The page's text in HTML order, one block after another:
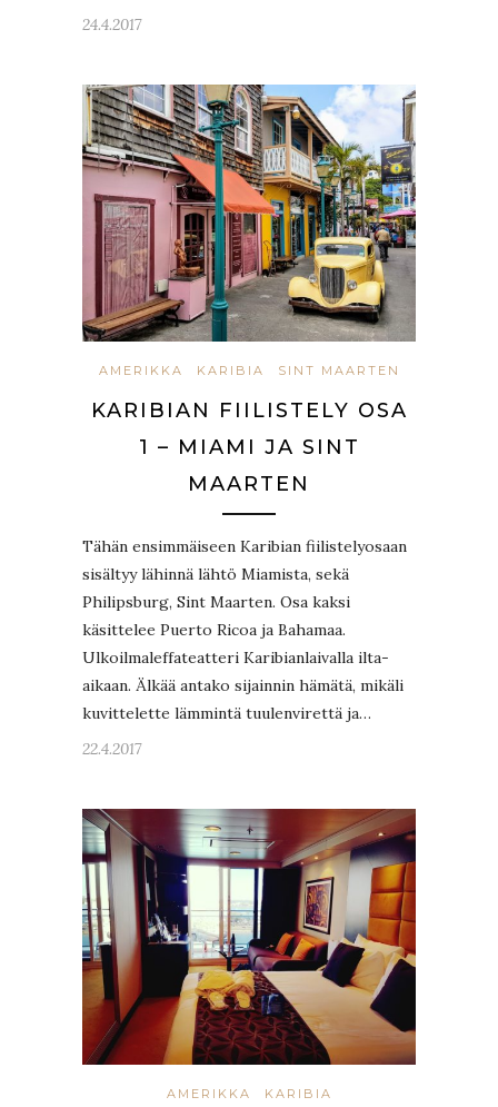
24.4.2017
AMERIKKA KARIBIA SINT MAARTEN
KARIBIAN FIILISTELY OSA
1 – MIAMI JA SINT
MAARTEN
Tähän ensimmäiseen Karibian fiilistelyosaan
sisältyy lähinnä lähtö Miamista, sekä
Philipsburg, Sint Maarten. Osa kaksi
käsittelee Puerto Ricoa ja Bahamaa.
Ulkoilmaleffateatteri Karibianlaivalla ilta-
aikaan. Älkää antako sijainnin hämätä, mikäli
kuvittelette lämmintä tuulenvirettä ja…
22.4.2017
AMERIKKA KARIBIA